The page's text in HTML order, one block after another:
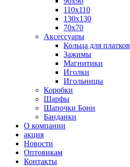
110x110
130x130
70х70
Аксессуары
Кольца для платков
Зажимы
Магнитики
Иголки
Игольницы
Коробки
Шарфы
Шапочки Бони
Банданки
О компании
акция
Новости
Оптовикам
Контакты